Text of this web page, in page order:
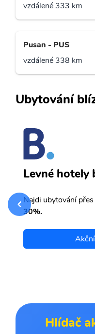
vzdálené 333 km
Pusan - PUS
vzdálené 338 km
Ubytování
Levné hotely
Najdi ubytování
30%.
Hlídač